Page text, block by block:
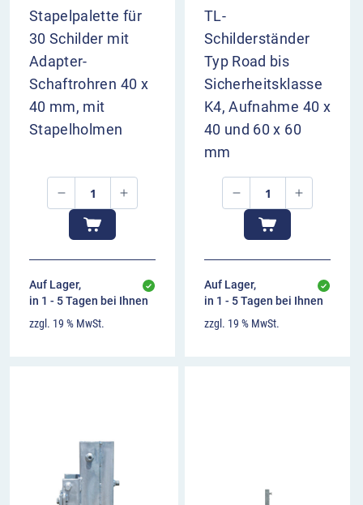
Stapelpalette für
30 Schilder mit
Adapter-
Schaftrohren 40 x
40 mm, mit
Stapelholmen
Auf Lager,
in 1 - 5 Tagen bei Ihnen
zzgl. 19 % MwSt.
TL-
Schilderständer
Typ Road bis
Sicherheitsklasse
K4, Aufnahme 40 x
40 und 60 x 60
mm
Auf Lager,
in 1 - 5 Tagen bei Ihnen
zzgl. 19 % MwSt.